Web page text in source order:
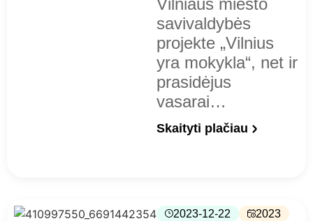
savivaldybės
projekte „Vilnius
yra mokykla“, net ir
prasidėjus
vasarai…
Skaityti plačiau
2023-12-22 2023